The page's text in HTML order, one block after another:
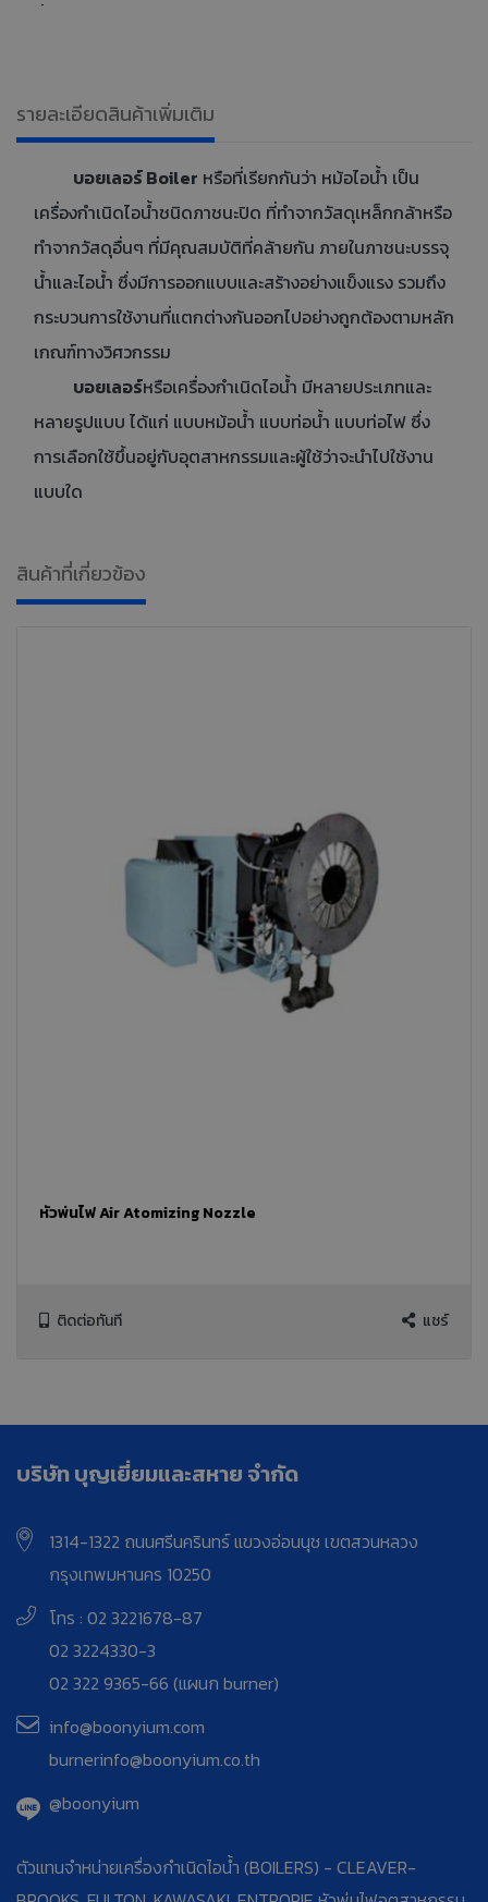
มาตรฐาน,หม้อไอน้ำสำหรับโรงงานอุตสาหกรรม
รายละเอียดสินค้าเพิ่มเติม
บอยเลอร์ Boiler หรือที่เรียกกันว่า หม้อไอน้ำ เป็น
เครื่องกำเนิดไอน้ำชนิดภาชนะปิด ที่ทำจากวัสดุเหล็กกล้าหรือ
ทำจากวัสดุอื่นๆ ที่มีคุณสมบัติที่คล้ายกัน ภายในภาชนะบรรจุ
น้ำและไอน้ำ ซึ่งมีการออกแบบและสร้างอย่างแข็งแรง รวมถึง
กระบวนการใช้งานที่แตกต่างกันออกไปอย่างถูกต้องตามหลัก
เกณฑ์ทางวิศวกรรม
บอยเลอร์หรือเครื่องกำเนิดไอน้ำ มีหลายประเภทและ
หลายรูปแบบ ได้แก่ แบบหม้อน้ำ แบบท่อน้ำ แบบท่อไฟ ซึ่ง
การเลือกใช้ขึ้นอยู่กับอุตสาหกรรมและผู้ใช้ว่าจะนำไปใช้งาน
แบบใด
สินค้าที่เกี่ยวข้อง
หัวพ่นไฟ Air Atomizing Nozzle
ติดต่อทันที แชร์
บริษัท บุญเยี่ยมและสหาย จำกัด
1314-1322 ถนนศรีนครินทร์ แขวงอ่อนนุช เขตสวนหลวง
กรุงเทพมหานคร 10250
โทร : 02 3221678-87
02 3224330-3
02 322 9365-66 (แผนก burner)
info@boonyium.com
burnerinfo@boonyium.co.th
@boonyium
ตัวแทนจำหน่ายเครื่องกำเนิดไอน้ำ (BOILERS) - CLEAVER-